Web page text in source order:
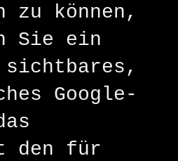
zu können,
Sie ein
Google-
den für